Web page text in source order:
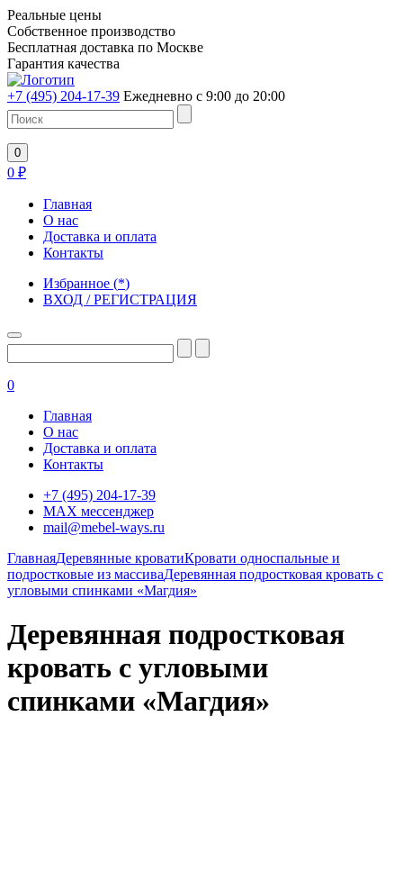
Реальные цены
Собственное производство
Бесплатная доставка по Москве
Гарантия качества
+7 (495) 204-17-39 Ежедневно с 9:00 до 20:00
0
0 ₽
Главная
О нас
Доставка и оплата
Контакты
Избранное (*)
ВХОД / РЕГИСТРАЦИЯ
0
Главная
О нас
Доставка и оплата
Контакты
+7 (495) 204-17-39
MAX мессенджер
mail@mebel-ways.ru
ГлавнаяДеревянные кроватиКровати односпальные и
подростковые из массиваДеревянная подростковая кровать с
угловыми спинками «Магдия»
Деревянная подростковая
кровать с угловыми
спинками «Магдия»